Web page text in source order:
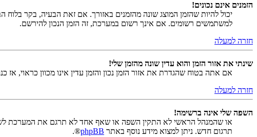
הזמנים אינם נכונים!
יכול להיות שהזמן המוצג שונה מהזמנים באזורך. אם זאת הבעיה, בקר בלוח
למשתמשים רשומים. אם אינך רשום במערכת, זה הזמן הנכון להירשם.
חזרה למעלה
שינתי את אזור הזמן והוא עדין שונה מהזמן שלי!
אם אתה בטוח שהגדרת את אזור הזמן נכון והזמן עדין אינו מכוון כראוי,
חזרה למעלה
השפה שלי אינה ברשימה!
או שהמנהל הראשי לא התקין השפה או שאף אחד לא תרגם את המערכת
תרגום חדש. ניתן למצוא מידע נוסף באתר phpBB
®.